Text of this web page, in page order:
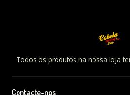
Todos os produtos na nossa loja
Contacte-nos